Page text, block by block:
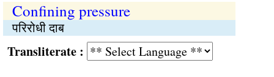
Confining pressure
परिरोधी दाब
: